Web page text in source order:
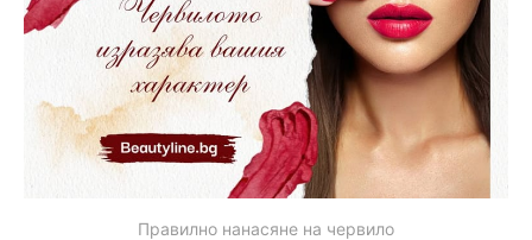
Правилно нанасяне на червило